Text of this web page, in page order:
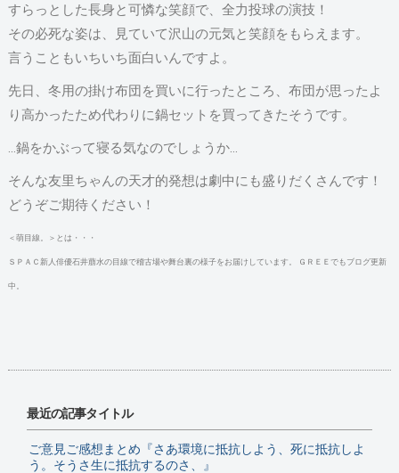
すらっとした長身と可憐な笑顔で、全力投球の演技！
その必死な姿は、見ていて沢山の元気と笑顔をもらえます。
言うこともいちいち面白いんですよ。
先日、冬用の掛け布団を買いに行ったところ、布団が思ったよ
り高かったため代わりに鍋セットを買ってきたそうです。
…鍋をかぶって寝る気なのでしょうか…
そんな友里ちゃんの天才的発想は劇中にも盛りだくさんです！
どうぞご期待ください！
＜萌目線。＞とは・・・
ＳＰＡＣ新人俳優石井萠水の目線で稽古場や舞台裏の様子をお届けしています。 ＧＲＥＥでもブログ更新
中。
最近の記事タイトル
ご意見ご感想まとめ『さあ環境に抵抗しよう、死に抵抗しよ
う。そうさ生に抵抗するのさ、』